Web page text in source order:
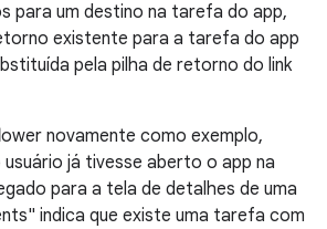
para um destino na tarefa do app,
existente para a tarefa do app
pela pilha de retorno do link
novamente como exemplo,
já tivesse aberto o app na
para a tela de detalhes de uma
indica que existe uma tarefa com